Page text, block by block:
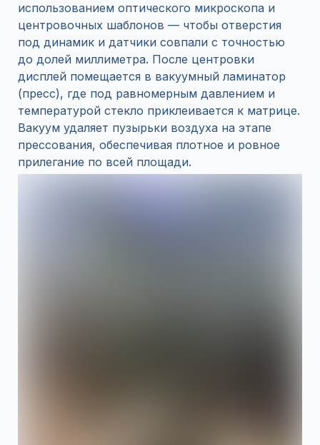
использованием оптического микроскопа и
центровочных шаблонов — чтобы отверстия
под динамик и датчики совпали с точностью
до долей миллиметра. После центровки
дисплей помещается в вакуумный ламинатор
(пресс), где под равномерным давлением и
температурой стекло приклеивается к матрице.
Вакуум удаляет пузырьки воздуха на этапе
прессования, обеспечивая плотное и ровное
прилегание по всей площади.